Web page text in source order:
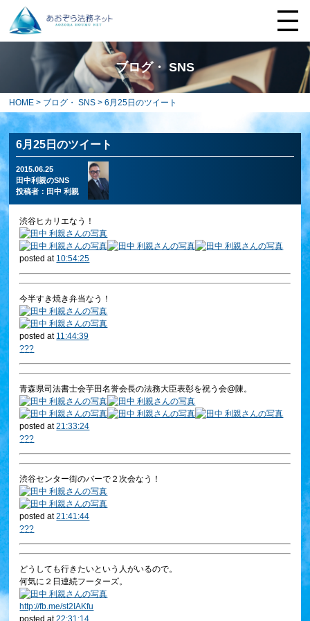
ブログ・ SNS
HOME > ブログ・ SNS > 6月25日のツイート
6月25日のツイート
2015.06.25
田中利親のSNS
投稿者： 田中 利親
渋谷ヒカリエなう！
posted at 10:54:25
今半すき焼き弁当なう！
posted at 11:44:39
???
青森県司法書士会芋田名誉会長の法務大臣表彰を祝う会@陳。
posted at21:33:24
???
渋谷センター街のバーで２次会なう！
posted at21:41:44
???
どうしても行きたいという人がいるので。
何気に２日連続フーターズ。
http://fb.me/st2IAKfu
posted at22:31:14